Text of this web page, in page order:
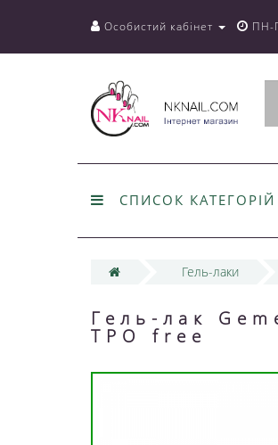
Особистий кабінет ПН-
СПИСОК КАТЕГОРІЙ
Гель-лаки
Гель-лак
TPO free